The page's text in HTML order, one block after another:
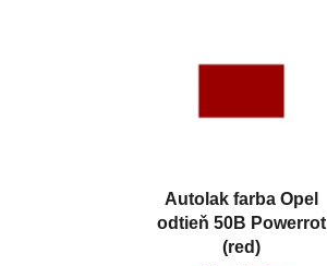
Autolak farba Opel
odtieň 50B Powerrot
(red)